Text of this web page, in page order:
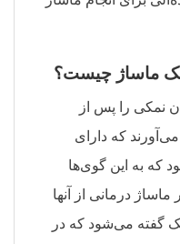
ماساژ چیست؟
نمکی را پس از
که دارای
که به این گوی‌ها
درمانی از آنها
گفته می‌شود که در